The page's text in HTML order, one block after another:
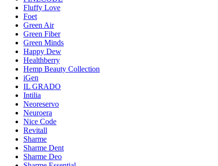
Fluffy Love
Foet
Green Air
Green Fiber
Green Minds
Happy Dew
Healthberry
Hemp Beauty Collection
iGen
IL GRADO
Intilia
Neoreservo
Neuroera
Nice Code
Revitall
Sharme
Sharme Dent
Sharme Deo